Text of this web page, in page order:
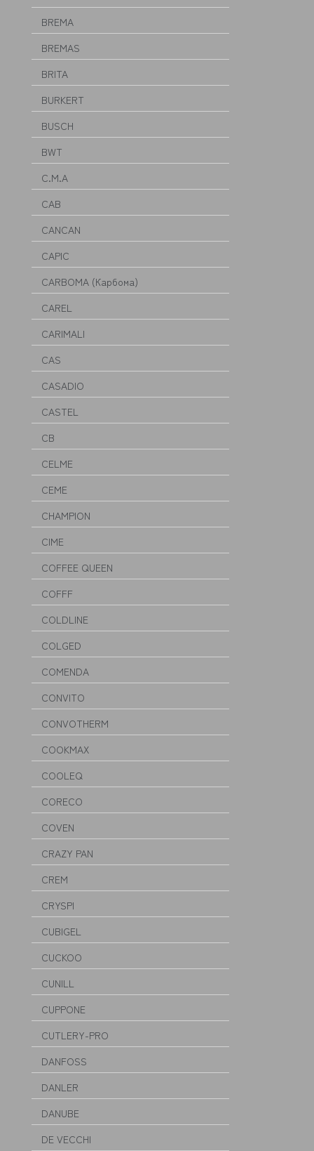
BREMA
BREMAS
BRITA
BURKERT
BUSCH
BWT
C.M.A
CAB
CANCAN
CAPIC
CARBOMA (Карбома)
CAREL
CARIMALI
CAS
CASADIO
CASTEL
CB
CELME
CEME
CHAMPION
CIME
COFFEE QUEEN
COFFF
COLDLINE
COLGED
COMENDA
CONVITO
CONVOTHERM
COOKMAX
COOLEQ
CORECO
COVEN
CRAZY PAN
CREM
CRYSPI
CUBIGEL
CUCKOO
CUNILL
CUPPONE
CUTLERY-PRO
DANFOSS
DANLER
DANUBE
DE VECCHI